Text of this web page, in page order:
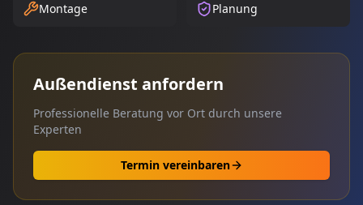
Montage Planung
Außendienst anfordern
Professionelle Beratung vor Ort durch unsere
Experten
Termin vereinbaren